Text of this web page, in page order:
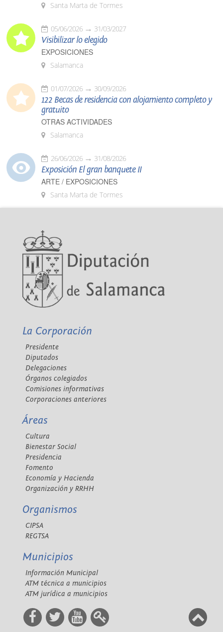
Santa Marta de Tormes
05/06/2026 31/03/2027
Visibilizar lo elegido
EXPOSICIONES
Salamanca
01/07/2026 30/09/2026
122 Becas de residencia con alojamiento completo y
gratuito
OTRAS ACTIVIDADES
Salamanca
26/06/2026 31/08/2026
Exposición El gran banquete II
ARTE / EXPOSICIONES
Santa Marta de Tormes
La Corporación
Presidente
Diputados
Delegaciones
Órganos colegiados
Comisiones informativas
Corporaciones anteriores
Áreas
Cultura
Bienestar Social
Presidencia
Fomento
Economía y Hacienda
Organización y RRHH
Organismos
CIPSA
REGTSA
Municipios
Información Municipal
ATM técnica a municipios
ATM jurídica a municipios